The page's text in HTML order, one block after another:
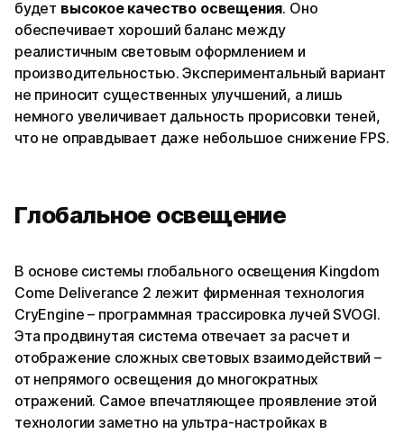
будет высокое качество освещения. Оно
обеспечивает хороший баланс между
реалистичным световым оформлением и
производительностью. Экспериментальный вариант
не приносит существенных улучшений, а лишь
немного увеличивает дальность прорисовки теней,
что не оправдывает даже небольшое снижение FPS.
Глобальное освещение
В основе системы глобального освещения Kingdom
Come Deliverance 2 лежит фирменная технология
CryEngine – программная трассировка лучей SVOGI.
Эта продвинутая система отвечает за расчет и
отображение сложных световых взаимодействий –
от непрямого освещения до многократных
отражений. Самое впечатляющее проявление этой
технологии заметно на ультра-настройках в